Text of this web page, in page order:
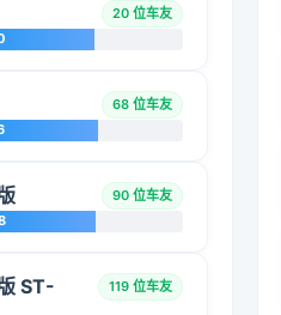
20 位车友
68 位车友
90 位车友
ST-
119 位车友